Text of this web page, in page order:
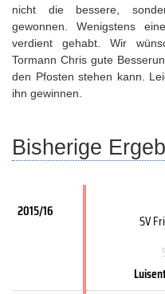
nicht die bessere,
gewonnen. Wenigstens
verdient gehabt. Wir
Tormann Chris gute
den Pfosten stehen kann.
ihn gewinnen.
Bisherige
2015/16
SV